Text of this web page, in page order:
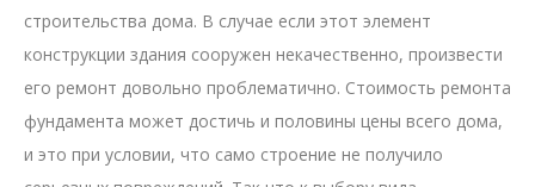
строительства дома. В случае если этот элемент
конструкции здания сооружен некачественно, произвести
его ремонт довольно проблематично. Стоимость ремонта
фундамента может достичь и половины цены всего дома,
и это при условии, что само строение не получило